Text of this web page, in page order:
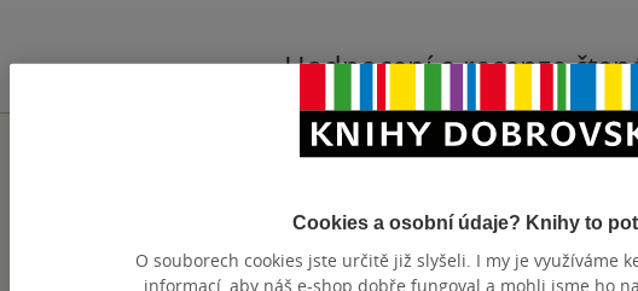
Hodnocení a recenze
1 hvezdička
Hodnocení našich knihkupců: 0.0 z 5
Cookies a osobní údaje? Knihy to
O souborech cookies jste určitě již slyšeli. I my je využíváme
informací, aby náš e-shop dobře fungoval a mohli jsme ho